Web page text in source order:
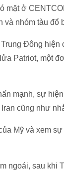
mặt ở
và nhóm tàu đổ
Đông hiện
Patriot, một
mạnh, sự
cũng như
Mỹ và xem
ngoái, sau khi